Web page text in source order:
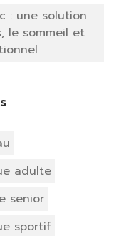
: une solution
le sommeil et
adulte
senior
sportif